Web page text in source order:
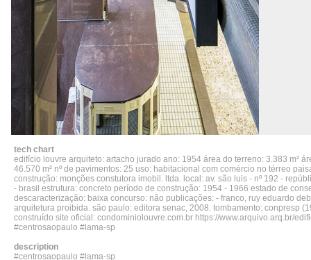
tech chart
edifício louvre arquiteto: artacho jurado ano: 1954 área do terreno: 3.383 m²
46.570 m² nº de pavimentos: 25 uso: habitacional com comércio no térreo
construção: monções constutora imobil. ltda. local: av. são luis - nº 192 -
- brasil estrutura: concreto período de construção: 1954 - 1966 estado de
descaracterização: baixa concurso: não publicações: - franco, ruy eduardo
arquitetura proibida. são paulo: editora senac, 2008. tombamento: conpresp
construído site oficial: condominiolouvre.com.br https://www.arquivo.arq.br/
#centrosaopaulo #lama-sp
description
#centrosaopaulo #lama-sp